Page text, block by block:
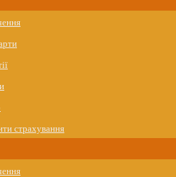
страхування